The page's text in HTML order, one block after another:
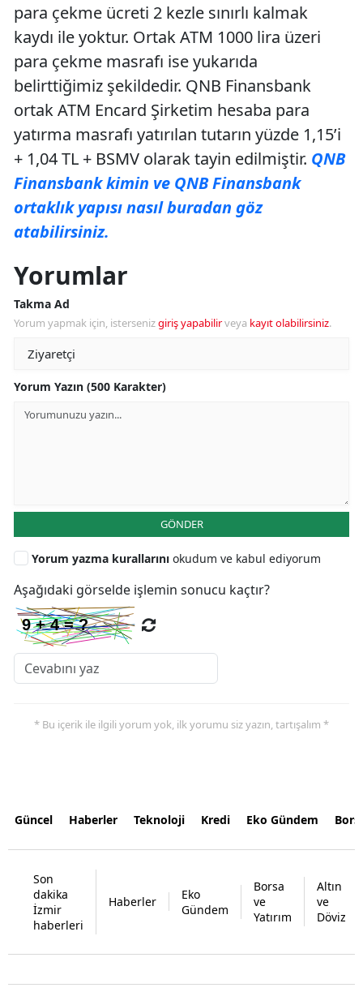
para çekme ücreti 2 kezle sınırlı kalmak
kaydı ile yoktur. Ortak ATM 1000 lira üzeri
para çekme masrafı ise yukarıda
belirttiğimiz şekildedir. QNB Finansbank
ortak ATM Encard Şirketim hesaba para
yatırma masrafı yatırılan tutarın yüzde 1,15’i
+ 1,04 TL + BSMV olarak tayin edilmiştir. QNB
Finansbank kimin ve QNB Finansbank
ortaklık yapısı nasıl buradan göz
atabilirsiniz.
Yorumlar
Takma Ad
Yorum yapmak için, istersenizgiriş yapabilirveya kayıt olabilirsiniz.
Yorum Yazın (500 Karakter)
GÖNDER
Yorum yazma kurallarını okudum ve kabul ediyorum
Aşağıdaki görselde işlemin sonucu kaçtır?
* Bu içerik ile ilgili yorum yok, ilk yorumu siz yazın, tartışalım *
Güncel Haberler Teknoloji Kredi Eko Gündem
Son
dakika
İzmir
haberleri
Haberler
Eko
Gündem
Borsa
ve
Yatırım
Altın
ve
Döviz